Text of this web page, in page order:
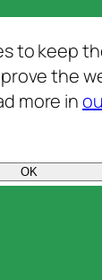
to keep
the
more in
OK